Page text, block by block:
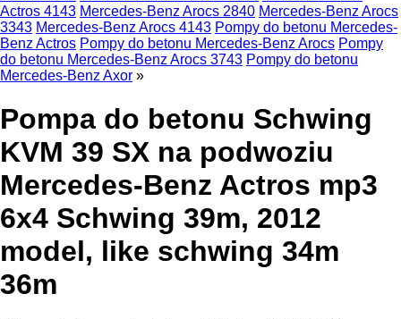
Actros 4143 Mercedes-Benz Arocs 2840 Mercedes-Benz Arocs
3343 Mercedes-Benz Arocs 4143 Pompy do betonu Mercedes-
Benz Actros Pompy do betonu Mercedes-Benz Arocs Pompy
do betonu Mercedes-Benz Arocs 3743 Pompy do betonu
Mercedes-Benz Axor »
Pompa do betonu Schwing
KVM 39 SX na podwoziu
Mercedes-Benz Actros mp3
6x4 Schwing 39m, 2012
model, like schwing 34m
36m